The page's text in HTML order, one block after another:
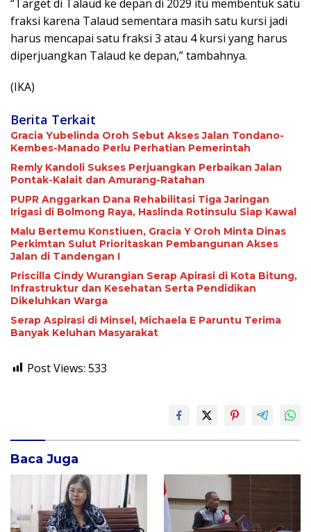
“Target di Talaud ke depan di 2029 itu membentuk satu
fraksi karena Talaud sementara masih satu kursi jadi
harus mencapai satu fraksi 3 atau 4 kursi yang harus
diperjuangkan Talaud ke depan,” tambahnya.
(IKA)
Berita Terkait
Gracia Yubelinda Oroh Sebut Akses Jalan Tondano-
Kembes-Manado Perlu Perhatian Pemerintah
Remly Kandoli Sukses Perjuangkan Perbaikan Jalan
Pontak-Kalait dan Amurang-Ratahan
PUPR Anggarkan Dana Rehabilitasi Tiga Jaringan
Irigasi di Bolmong Raya, Haslinda Rotinsulu Siap Kawal
Malu Bertemu Konstiuen, Gracia Y Oroh Minta Dinas
Perkimtan Sulut Prioritaskan Pembangunan Akses
Jalan di Tandengan I
Priscilla Cindy Wurangian Serap Apirasi di Kota Bitung,
Infrastruktur dan Kesehatan Serta Pendidikan
Dikeluhkan Warga
Serap Aspirasi di Minsel, Michaela E Paruntu Terima
Banyak Keluhan Masyarakat
Post Views: 533
Baca Juga